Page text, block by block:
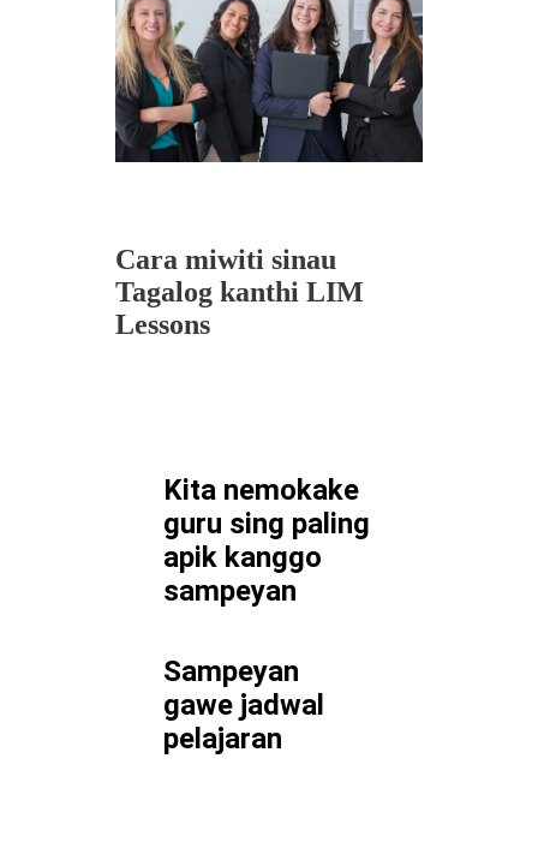
Cara miwiti sinau
Tagalog kanthi LIM
Lessons
Kita nemokake
guru sing paling
apik kanggo
sampeyan
Sampeyan
gawe jadwal
pelajaran